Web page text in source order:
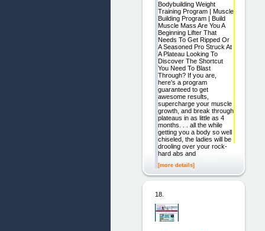
Bodybuilding Weight
Training Program | Muscle
Building Program | Build
Muscle Mass Are You A
Beginning Lifter That
Needs To Get Ripped Or
A Seasoned Pro Struck At
A Plateau Looking To
Discover The Shortcut
You Need To Blast
Through? If you are,
here's a program
guaranteed to get
awesome results,
supercharge your muscle
growth, and break through
plateaus in as little as 4
months. . . all the while
getting you a body so well
chiseled, the ladies will be
drooling over your rock-
hard abs and
[more details]
18.